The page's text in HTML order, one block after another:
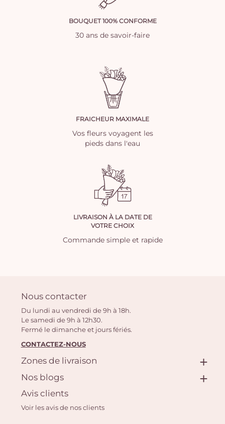
BOUQUET 100% CONFORME
30 ans de savoir-faire
FRAICHEUR MAXIMALE
Vos fleurs voyagent les
pieds dans l'eau
LIVRAISON À LA DATE DE
VOTRE CHOIX
Commande simple et rapide
Nous contacter
Du lundi au vendredi de 9h à 18h.
Le samedi de 9h à 12h30.
Fermé le dimanche et jours fériés.
CONTACTEZ-NOUS
Zones de livraison
Nos blogs
Avis clients
Voir les avis de nos clients